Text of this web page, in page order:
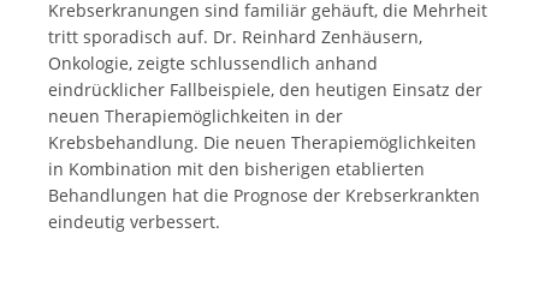
Krebserkranungen sind familiär gehäuft, die Mehrheit
tritt sporadisch auf. Dr. Reinhard Zenhäusern,
Onkologie, zeigte schlussendlich anhand
eindrücklicher Fallbeispiele, den heutigen Einsatz der
neuen Therapiemöglichkeiten in der
Krebsbehandlung. Die neuen Therapiemöglichkeiten
in Kombination mit den bisherigen etablierten
Behandlungen hat die Prognose der Krebserkrankten
eindeutig verbessert.